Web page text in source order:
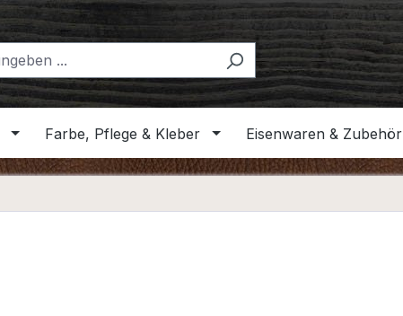
Farbe, Pflege & Kleber Eisenwaren & Zubehör